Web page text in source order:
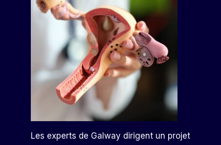
Les experts de Galway dirigent un projet